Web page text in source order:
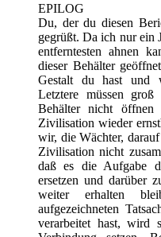
EPILOG
Du, der du diesen
gegrüßt. Da ich nur ein
entferntesten ahnen
dieser Behälter
Gestalt du hast und
Letztere müssen
Behälter nicht
Zivilisation wieder
wir, die Wächter,
Zivilisation nicht
daß es die Aufgabe
ersetzen und darüber
weiter erhalten
aufgezeichneten
verarbeitet hast,